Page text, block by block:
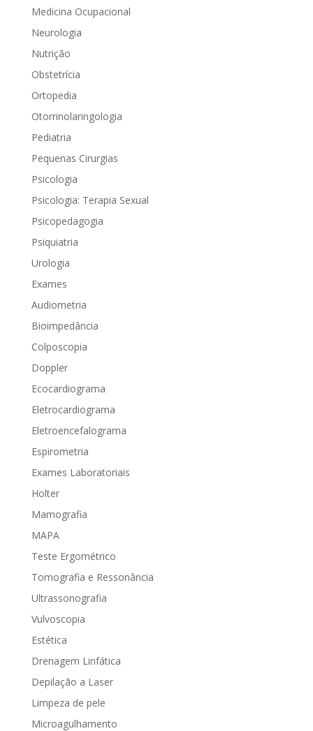
Medicina Ocupacional
Neurologia
Nutrição
Obstetrícia
Ortopedia
Otorrinolaringologia
Pediatria
Pequenas Cirurgias
Psicologia
Psicologia: Terapia Sexual
Psicopedagogia
Psiquiatria
Urologia
Exames
Audiometria
Bioimpedância
Colposcopia
Doppler
Ecocardiograma
Eletrocardiograma
Eletroencefalograma
Espirometria
Exames Laboratoriais
Holter
Mamografia
MAPA
Teste Ergométrico
Tomografia e Ressonância
Ultrassonografia
Vulvoscopia
Estética
Drenagem Linfática
Depilação a Laser
Limpeza de pele
Microagulhamento